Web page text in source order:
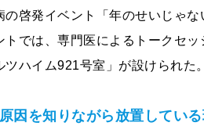
啓発イベント「年のせいじゃ
では、専門医によるトークセ
ハイム921号室」が設けられた。
因を知りながら放置してい